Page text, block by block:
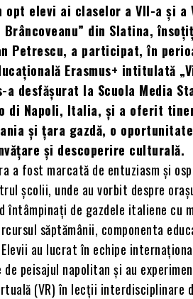
opt elevi ai claselor a VII-a și a
Brâncoveanu” din Slatina,
Petrescu, a participat, în
Erasmus+ intitulată
desfășurat la Scuola Media
di Napoli, Italia, și a oferit
și țara gazdă, o
și descoperire culturală.
a fost marcată de entuziasm și
școlii, unde au vorbit despre
de gazdele italiene cu
săptămânii, componenta
au lucrat în echipe
peisajul napolitan și au
(VR) în lecții interdisciplinare